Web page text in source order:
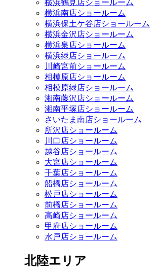
横浜鶴見店ショールーム
横浜南店ショールーム
横浜保土ケ谷店ショールーム
横浜金沢店ショールーム
横浜泉店ショールーム
横浜緑店ショールーム
川崎宮前ショールーム
相模原店ショールーム
相模原緑店ショールーム
湘南藤沢店ショールーム
湘南平塚店ショールーム
さいたま南店ショールーム
所沢店ショールーム
川口店ショールーム
越谷店ショールーム
大宮店ショールーム
千葉店ショールーム
船橋店ショールーム
松戸店ショールーム
前橋店ショールーム
高崎店ショールーム
甲府店ショールーム
水戸店ショールーム
北陸エリア